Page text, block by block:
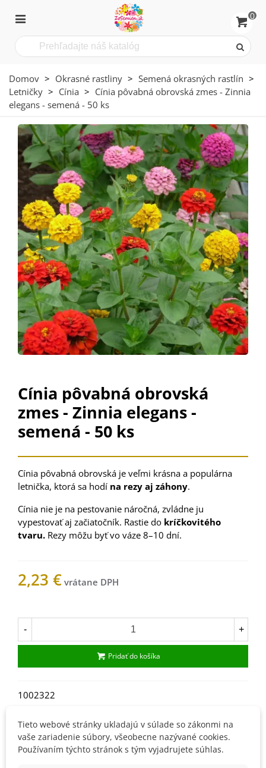
0
Domov > Okrasné rastliny > Semená okrasných rastlín >
Letničky > Cínia > Cínia pôvabná obrovská zmes - Zinnia
elegans - semená - 50 ks
Cínia pôvabná obrovská
zmes - Zinnia elegans -
semená - 50 ks
Cínia pôvabná obrovská je veľmi krásna a populárna
letnička, ktorá sa hodí na rezy aj záhony.
Cínia nie je na pestovanie náročná, zvládne ju
vypestovať aj začiatočník. Rastie do kríčkovitého
tvaru. Rezy môžu byť vo váze 8–10 dní.
2,23 €
- +
Pridať do košíka
1002322
Popis
Tieto webové stránky ukladajú v súlade so zákonmi na
vaše zariadenie súbory, všeobecne nazývané cookies.
Používaním týchto stránok s tým vyjadrujete súhlas.